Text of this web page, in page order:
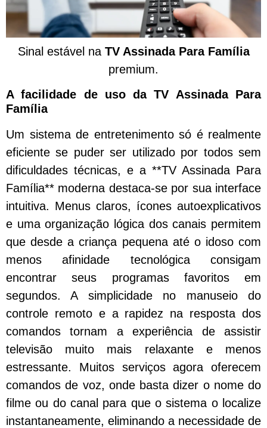
Sinal estável na TV Assinada Para Família
premium.
A facilidade de uso da TV Assinada Para
Família
Um sistema de entretenimento só é realmente
eficiente se puder ser utilizado por todos sem
dificuldades técnicas, e a **TV Assinada Para
Família** moderna destaca-se por sua interface
intuitiva. Menus claros, ícones autoexplicativos
e uma organização lógica dos canais permitem
que desde a criança pequena até o idoso com
menos afinidade tecnológica consigam
encontrar seus programas favoritos em
segundos. A simplicidade no manuseio do
controle remoto e a rapidez na resposta dos
comandos tornam a experiência de assistir
televisão muito mais relaxante e menos
estressante. Muitos serviços agora oferecem
comandos de voz, onde basta dizer o nome do
filme ou do canal para que o sistema o localize
instantaneamente, eliminando a necessidade de